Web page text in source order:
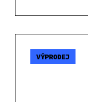
VÝPRODEJ